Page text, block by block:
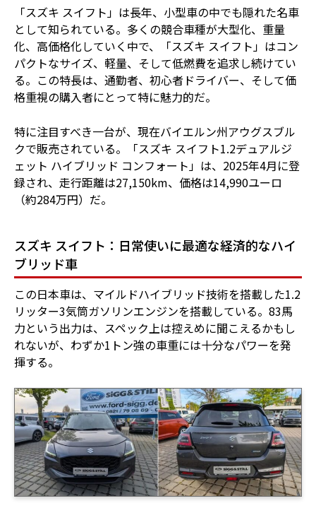
「スズキ スイフト」は長年、小型車の中でも隠れた名車
として知られている。多くの競合車種が大型化、重量
化、高価格化していく中で、「スズキ スイフト」はコン
パクトなサイズ、軽量、そして低燃費を追求し続けてい
る。この特長は、通勤者、初心者ドライバー、そして価
格重視の購入者にとって特に魅力的だ。
特に注目すべき一台が、現在バイエルン州アウグスブル
クで販売されている。「スズキ スイフト1.2デュアルジ
ェット ハイブリッド コンフォート」は、2025年4月に登
録され、走行距離は27,150km、価格は14,990ユーロ
（約284万円）だ。
スズキ スイフト：日常使いに最適な経済的なハイ
ブリッド車
この日本車は、マイルドハイブリッド技術を搭載した1.2
リッター3気筒ガソリンエンジンを搭載している。83馬
力という出力は、スペック上は控えめに聞こえるかもし
れないが、わずか1トン強の車重には十分なパワーを発
揮する。